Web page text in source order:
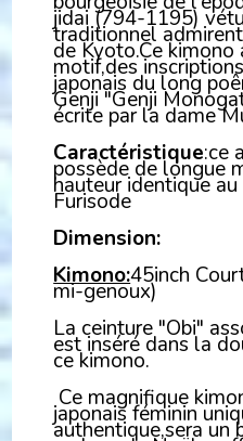
jidai (794-1195)
traditionnel
de Kyoto.Ce
motif,des
japonais du long
Genji "Genji
écrite par la dame
Caractéristique:ce
possède de longue
hauteur identique
Furisode
Dimension:
Kimono:45inch
mi-genoux)
La ceinture "Obi"
est inséré dans la
ce kimono.
Ce magnifique
japonais féminin
authentique,sera un